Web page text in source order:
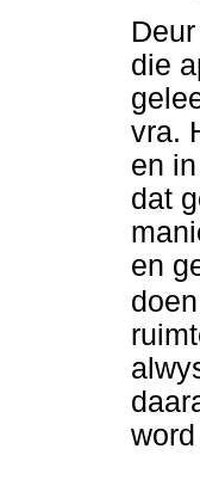
die
vra.
en
dat
en